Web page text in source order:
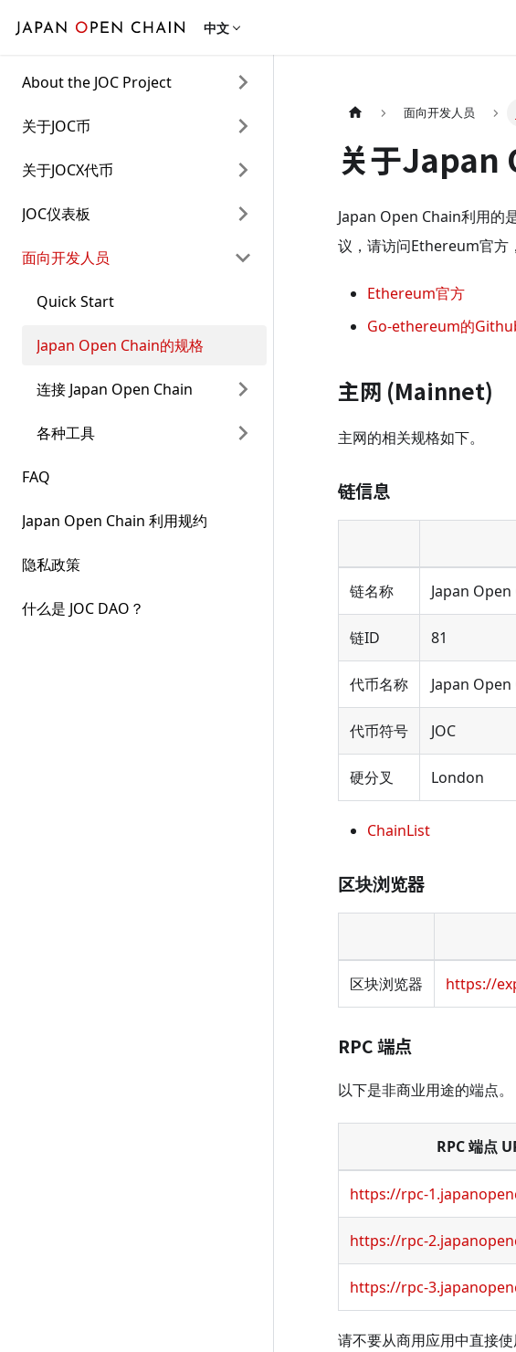
中文
About the JOC Project
关于JOC币
关于JOCX代币
JOC仪表板
面向开发人员
Quick Start
Japan Open Chain的规格
连接 Japan Open Chain
各种工具
FAQ
Japan Open Chain 利用规约
隐私政策
什么是 JOC DAO？
面向开发人员
关于Japan
Japan Open Chain利用的
议，请访问Ethereum官方
Ethereum官方
Go-ethereum的
主网 (Mainnet)
主网的相关规格如下。
链信息
链名称 Japan
链ID 81
代币名称 Japan
代币符号 JOC
硬分叉 London
ChainList
区块浏览器
区块浏览器 https://
RPC 端点
以下是非商业用途的端点。
RPC 端点
https://rpc-
https://rpc-
https://rpc-
请不要从商用应用中直接